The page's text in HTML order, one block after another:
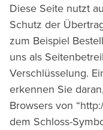
Diese Seite nutzt
Schutz der
zum Beispiel
uns als
Verschlüsselung.
erkennen Sie
Browsers von
dem Schloss-